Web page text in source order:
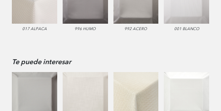
017 ALPACA 996 HUMO 992 ACERO 001 BLANCO
Te puede interesar